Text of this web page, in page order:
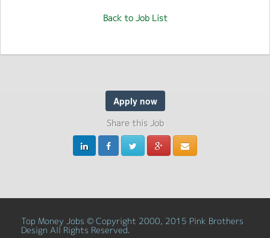
Back to Job List
Apply now
Share this Job
Top Money Jobs © Copyright 2000, 2015 Pink Brothers
Design All Rights Reserved.